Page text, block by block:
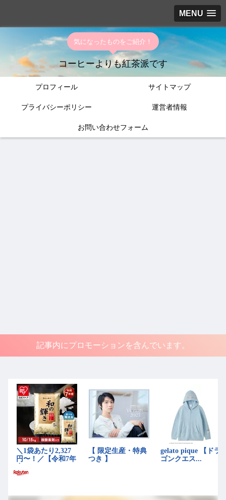
MENU
気になったものをご紹介！
コーヒーよりも紅茶派です
プロフィール サイトマップ
プライバシーポリシー 運営者情報
お問い合わせフォーム
記事内にプロモーションを含んでいます。